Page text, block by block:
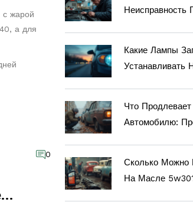
с жарой
а для
0
Какие Лампы
Устанавливать
Советы
Что
Автомобилю:
Сколько Можно
На Масле